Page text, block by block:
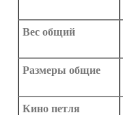
Вес общий
Размеры общие
Кино петля